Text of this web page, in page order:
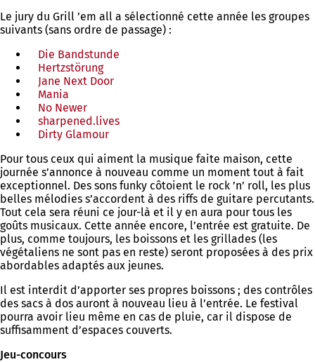
Le jury du Grill ’em all a sélectionné cette année les groupes
suivants (sans ordre de passage) :
Die Bandstunde
Hertzstörung(S'ouvre
dans
onglet)
Jane Next Door
nouvel
Mania
dans
un
nouvel
No Newer
dans
un
onglet)
sharpened.lives
nouvel
onglet)
Dirty Glamour
un
nouvel
onglet)
Pour tous ceux qui aiment la musique faite maison, cette
journée s’annonce à nouveau comme un moment tout à fait
exceptionnel. Des sons funky côtoient le rock ’n’ roll, les plus
belles mélodies s’accordent à des riffs de guitare percutants.
Tout cela sera réuni ce jour-là et il y en aura pour tous les
goûts musicaux. Cette année encore, l’entrée est gratuite. De
plus, comme toujours, les boissons et les grillades (les
végétaliens ne sont pas en reste) seront proposées à des prix
abordables adaptés aux jeunes.
Il est interdit d’apporter ses propres boissons ; des contrôles
des sacs à dos auront à nouveau lieu à l’entrée. Le festival
pourra avoir lieu même en cas de pluie, car il dispose de
suffisamment d’espaces couverts.
Jeu-concours